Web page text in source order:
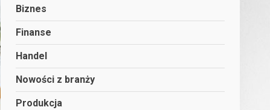
Biznes
Finanse
Handel
Nowości z branży
Produkcja